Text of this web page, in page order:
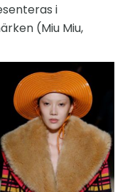
i
(Miu Miu,